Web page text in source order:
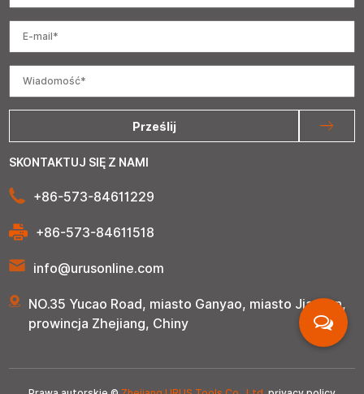
Prześlij
SKONTAKTUJ SIĘ Z NAMI
+86-573-84611229
+86-573-84611518
info@urusonline.com
NO.35 Yucao Road, miasto Ganyao, miasto Jiashan,
prowincja Zhejiang, Chiny